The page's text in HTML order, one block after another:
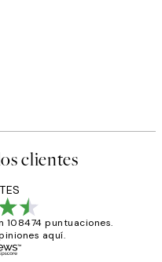
clientes
108474 puntuaciones.
aquí.